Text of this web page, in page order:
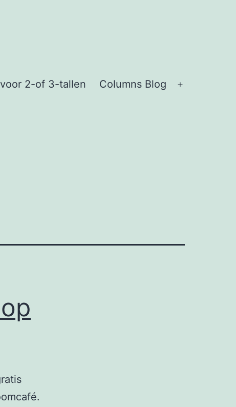
2-of 3-tallen Columns Blog